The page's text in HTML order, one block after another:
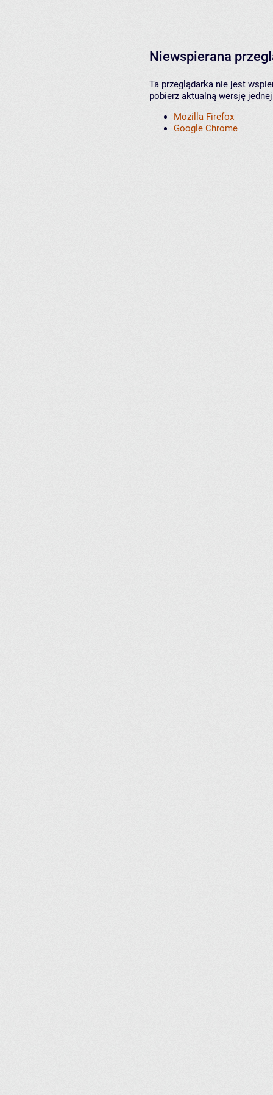
Niewspierana
Ta przeglądarka nie jest
pobierz aktualną wersję
Mozilla Firefox
Google Chrome